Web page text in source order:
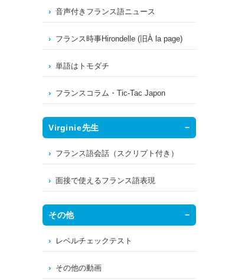
音声付きフランス語ニュース
フランス時事Hirondelle (旧À la page)
単語はトモダチ
フランスコラム・Tic-Tac Japon
Virginie先生
フランス語会話（スクリプト付き）
面接で使えるフランス語表現
その他
レベルチェックテスト
その他の動画